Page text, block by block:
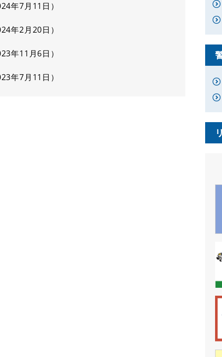
年7月11日
年2月20日
年11月6日
年7月11日